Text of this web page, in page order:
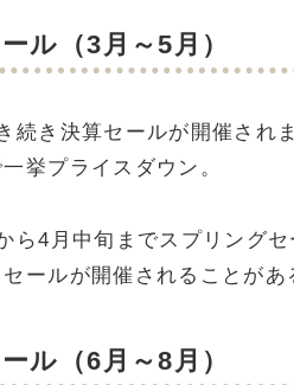
ル（3月～5月）
続き決算セールが開催され
挙プライスダウン。
ら4月中旬までスプリング
ールが開催されることがあ
ル（6月～8月）